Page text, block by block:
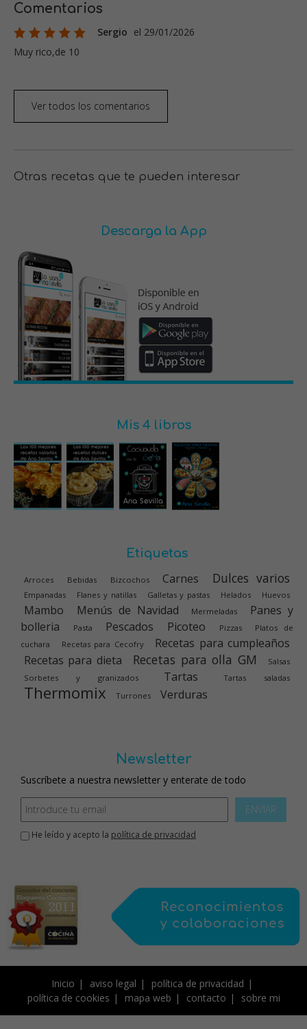
Comentarios
Sergio el 29/01/2026
Muy rico,de 10
Ver todos los comentarios
Otras recetas que te pueden interesar
Descarga la App
Mis 4 libros
Etiquetas
Arroces Bebidas Bizcochos Carnes Dulces varios
Empanadas Flanes y natillas Galletas y pastas Helados Huevos
Mambo Menús de Navidad Mermeladas
Panes y
bolleria
Pasta Pescados Picoteo Pizzas
Platos de
cuchara
Recetas para Cecofry
Recetas para cumpleaños
Recetas para dieta
Recetas para olla GM
Salsas
Sorbetes y granizados
Tartas Tartas saladas
Thermomix Turrones Verduras
Newsletter
Suscríbete a nuestra newsletter y enterate de todo
ENVIAR
He leído y acepto la política de privacidad
Inicio aviso legal
política de privacidad
política de cookies
mapa web contacto sobre mi